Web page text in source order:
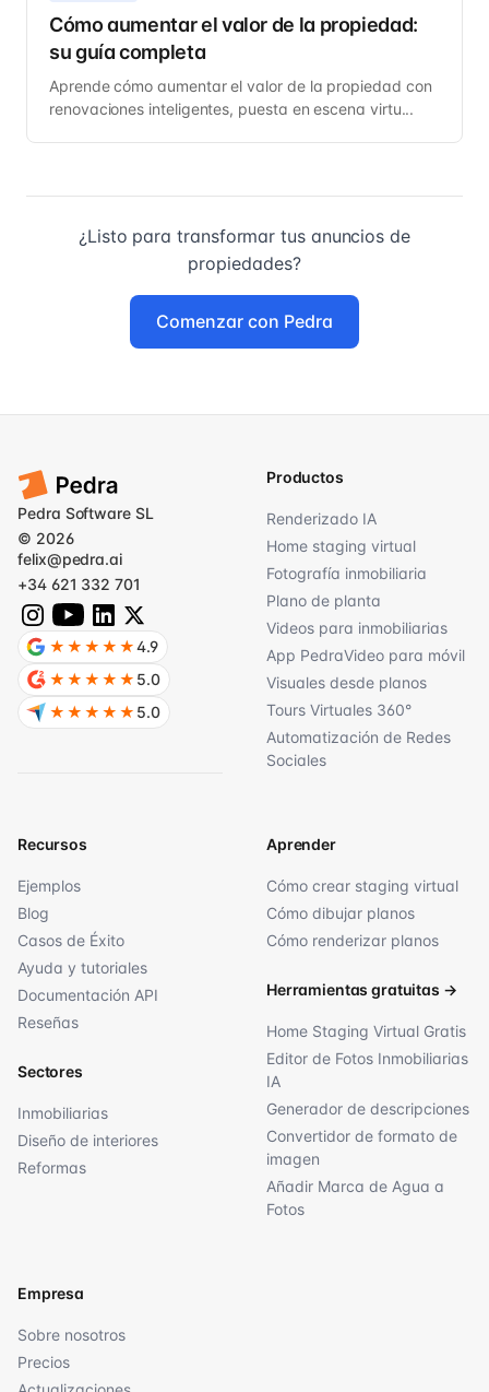
Cómo aumentar el valor de la propiedad:
su guía completa
Aprende cómo aumentar el valor de la propiedad con
renovaciones inteligentes, puesta en escena virtu...
¿Listo para transformar tus anuncios de
propiedades?
Comenzar con Pedra
Productos
Renderizado IA
Home staging virtual
Fotografía inmobiliaria
Plano de planta
Videos para inmobiliarias
App PedraVideo para móvil
Visuales desde planos
Tours Virtuales 360°
Automatización de Redes
Sociales
Recursos
Ejemplos
Blog
Casos de Éxito
Ayuda y tutoriales
Documentación API
Reseñas
Sectores
Inmobiliarias
Diseño de interiores
Reformas
Aprender
Cómo crear staging virtual
Cómo dibujar planos
Cómo renderizar planos
Herramientas gratuitas →
Home Staging Virtual Gratis
Editor de Fotos Inmobiliarias
IA
Generador de descripciones
Convertidor de formato de
imagen
Añadir Marca de Agua a
Fotos
Empresa
Sobre nosotros
Precios
Pedra Software SL
© 2026
felix@pedra.ai
+34 621 332 701
★★★★★4.9
★★★★★ 5.0
★★★★★ 5.0